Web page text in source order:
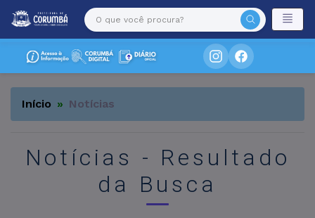
Início Notícias
Notícias - Resultado
da Busca